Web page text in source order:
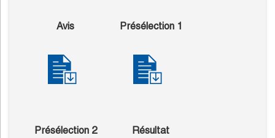
Avis Présélection 1
Présélection 2 Résultat